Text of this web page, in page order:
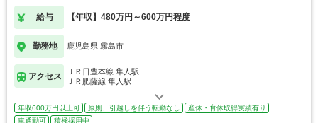
給与 【年収】480万円～600万円程度
勤務地 鹿児島県 霧島市
アクセス
ＪＲ日豊本線 隼人駅
ＪＲ肥薩線 隼人駅
年収600万円以上可 原則、引越しを伴う転勤なし
産休・育休取得実績有り
車通勤可
積極採用中